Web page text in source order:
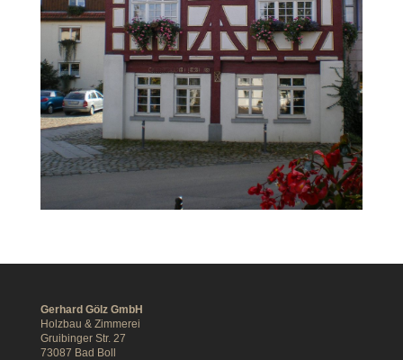
Gerhard Gölz GmbH
Holzbau & Zimmerei
Gruibinger Str. 27
73087 Bad Boll